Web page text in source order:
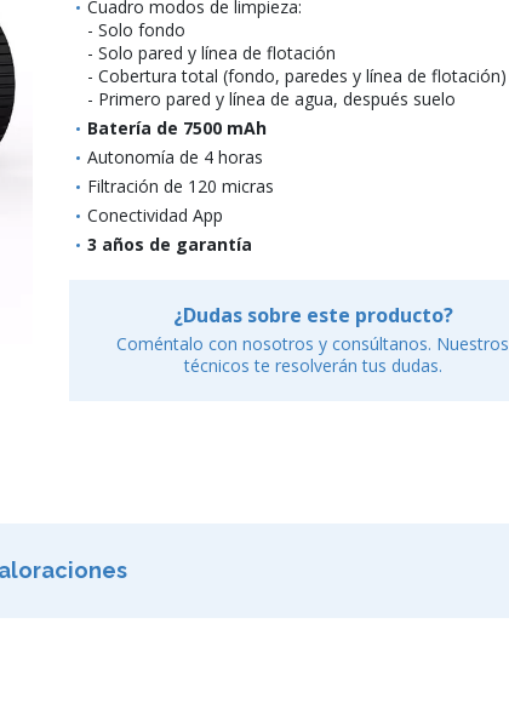
Cuadro modos de limpieza:
- Solo fondo
- Solo pared y línea de flotación
- Cobertura total (fondo, paredes y línea de flotación)
- Primero pared y línea de agua, después suelo
Batería de 7500 mAh
Autonomía de 4 horas
Filtración de 120 micras
Conectividad App
3 años de garantía
¿Dudas sobre este producto?
Coméntalo con nosotros y consúltanos. Nuestros
técnicos te resolverán tus dudas.